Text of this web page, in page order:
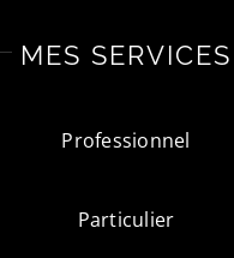
MES SERVICES
Professionnel
Particulier